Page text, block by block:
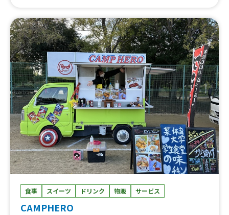
ンド、チョコがけクリーム、ミックスクリーム、たっぷり
ホイップクリーム、ハニークリーム、サラダベーコンチー
ズ、シュガーバター、シナモンシュガー、アールグレイホ
ワイトチョコ、ハニーチーズ、ベーコンチーズ、フローズ
ンドリンク各種、ハンドドリップコーヒー、いちご、いち
ごバナナ、モンブラン、シャインマスカット、ココアシュ
ガーバター、バニラコーヒー
食事 スイーツ ドリンク 物販 サービス
CAMPHERO